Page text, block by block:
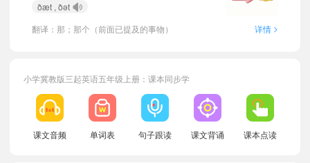
ðæt , ðət
翻译：那；那个（前面已提及的事物）
详情 >
小学冀教版三起英语五年级上册：课本同步学
课文音频 单词表 句子跟读 课文背诵 课本点读